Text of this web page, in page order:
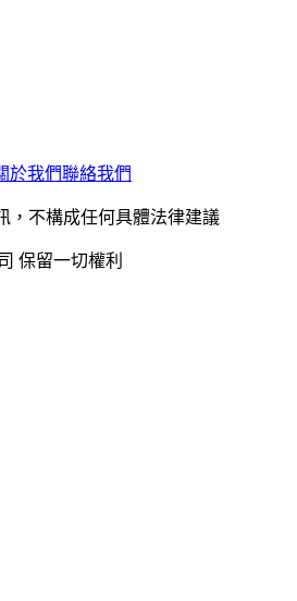
於我們聯絡我們
，不構成任何具體法律建議
保留一切權利